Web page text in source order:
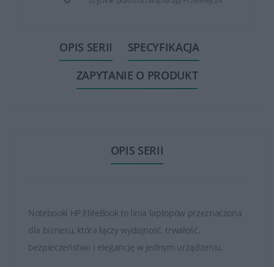
OPIS SERII
SPECYFIKACJA
ZAPYTANIE O PRODUKT
OPIS SERII
Notebooki HP EliteBook to linia laptopów przeznaczona
dla biznesu, która łączy wydajność, trwałość,
bezpieczeństwo i elegancję w jednym urządzeniu.